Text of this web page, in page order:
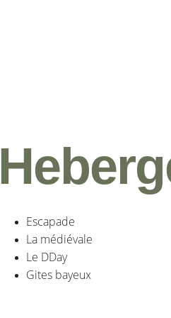
Escapade
La médiévale
Le DDay
Gites bayeux